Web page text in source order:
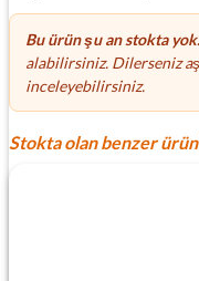
Bu ürün şu an stokta yok.
alabilirsiniz. Dilerseniz
inceleyebilirsiniz.
Stokta olan benzer